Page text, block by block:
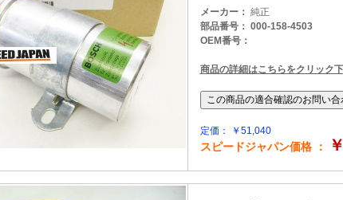
メーカー： 純正
部品番号： 000-158-4503
OEM番号：
商品の詳細はこちらをクリック
定価： ￥51,040
スピードジャパン価格 ：